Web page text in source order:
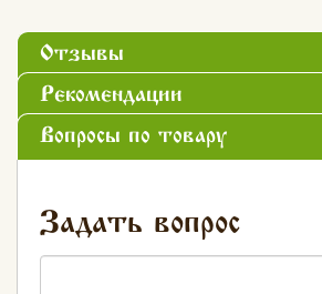
Отзывы
Рекомендации
Вопросы по товару
Задать вопрос